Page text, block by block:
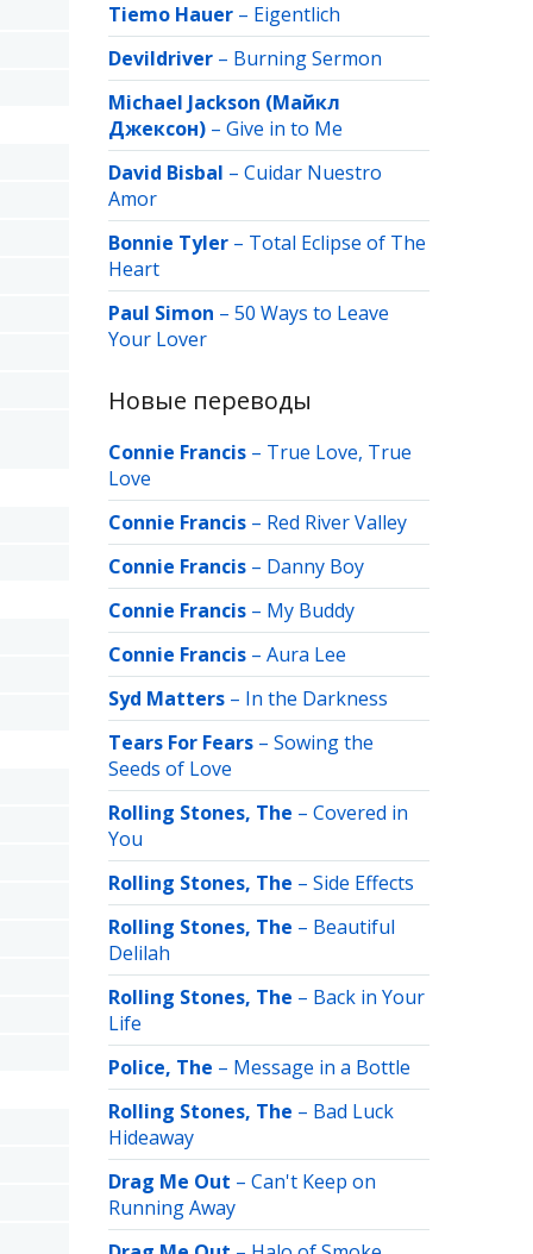
Tiemo Hauer – Eigentlich
Devildriver – Burning Sermon
Michael Jackson (Майкл
Джексон) – Give in to Me
David Bisbal – Cuidar Nuestro
Amor
Bonnie Tyler – Total Eclipse of The
Heart
Paul Simon – 50 Ways to Leave
Your Lover
Новые переводы
Connie Francis – True Love, True
Love
Connie Francis – Red River Valley
Connie Francis – Danny Boy
Connie Francis – My Buddy
Connie Francis – Aura Lee
Syd Matters – In the Darkness
Tears For Fears – Sowing the
Seeds of Love
Rolling Stones, The – Covered in
You
Rolling Stones, The – Side Effects
Rolling Stones, The – Beautiful
Delilah
Rolling Stones, The – Back in Your
Life
Police, The – Message in a Bottle
Rolling Stones, The – Bad Luck
Hideaway
Drag Me Out – Can't Keep on
Running Away